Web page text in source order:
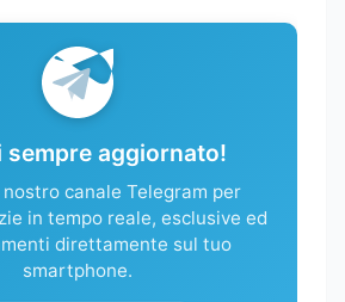
sempre aggiornato!
canale Telegram per
in tempo reale, esclusive ed
direttamente sul tuo
smartphone.